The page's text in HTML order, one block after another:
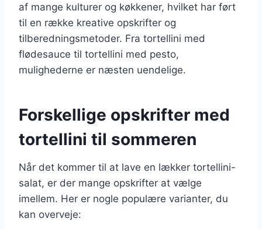
af mange kulturer og køkkener, hvilket har ført
til en række kreative opskrifter og
tilberedningsmetoder. Fra tortellini med
flødesauce til tortellini med pesto,
mulighederne er næsten uendelige.
Forskellige opskrifter med
tortellini til sommeren
Når det kommer til at lave en lækker tortellini-
salat, er der mange opskrifter at vælge
imellem. Her er nogle populære varianter, du
kan overveje: